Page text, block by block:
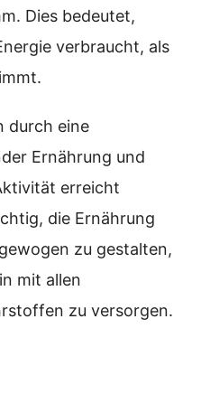
Dies bedeutet,
verbraucht, als
durch eine
Ernährung und
erreicht
die Ernährung
zu gestalten,
mit allen
zu versorgen.